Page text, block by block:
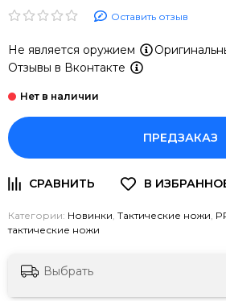
Оставить отзыв
Не является оружием
Отзывы в Вконтакте
ПРЕДЗАКАЗ
Категории: Новинки, Тактические ножи,
тактические ножи
Выбрать